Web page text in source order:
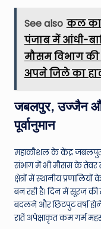
See also कल का
पंजाब में आंधी-
मौसम विभाग
अपने जिले का
जबलपुर, उज्जैन
पूर्वानुमान
महाकौशल के केंद्र
संभाग में भी मौसम के तेवर
क्षेत्रों में स्थानीय
बन रही है। दिन में सूरज
बदलने और छिटपुट वर्षा
रातें अपेक्षाकृत कम गर्म